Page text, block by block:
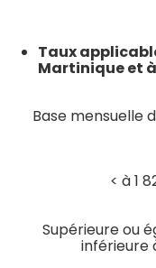
Taux
Martinique et
Base mensuelle
< à 1
Supérieure ou
inférieure